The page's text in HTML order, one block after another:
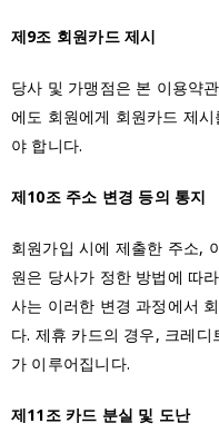
제9조 회원카드 제시
당사 및 가맹점은 본 이용약
에도 회원에게 회원카드 제
야 합니다.
제10조 주소 변경 등의 통지
회원가입 시에 제출한 주소,
원은 당사가 정한 방법에 따
사는 이러한 변경 과정에서
다. 제휴 카드의 경우, 크레
가 이루어집니다.
제11조 카드 분실 및 도난